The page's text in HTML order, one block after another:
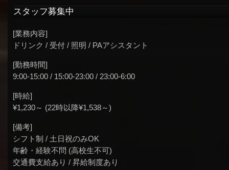
スタッフ募集中
[業務内容]
ドリンク / 受付 / 照明 / PAアシスタント
[勤務時間]
9:00-15:00 / 15:00-23:00 / 23:00-6:00
[時給]
¥1,230～ (22時以降¥1,538～)
[備考]
シフト制 / 土日祝のみOK
年齢・経験不問 (高校生不可)
交通費支給あり / 昇給制度あり